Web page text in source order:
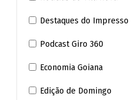
Destaques do Impresso
Podcast Giro 360
Economia Goiana
Edição de Domingo